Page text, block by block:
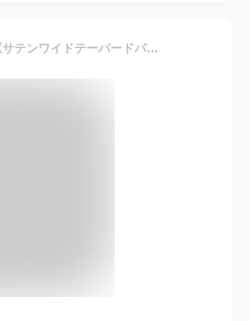
【OUTLET SALE】パンツ《サテンワイドテーパードパンツ 全5色 2サイズ》 レディース ボトムス ワイドパンツ テーパードパンツ サテンパンツ //10//